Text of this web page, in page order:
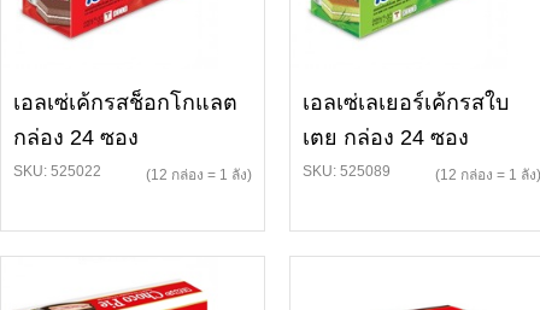
เอลเซ่เค้กรสช็อกโกแลต
กล่อง 24 ซอง
SKU: 525022 (12 กล่อง = 1 ลัง)
เอลเซ่เลเยอร์เค้กรสใบ
เตย กล่อง 24 ซอง
SKU: 525089 (12 กล่อง = 1 ลัง)